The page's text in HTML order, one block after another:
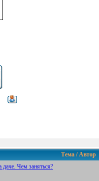
Тема / Автор
Чем заняться?